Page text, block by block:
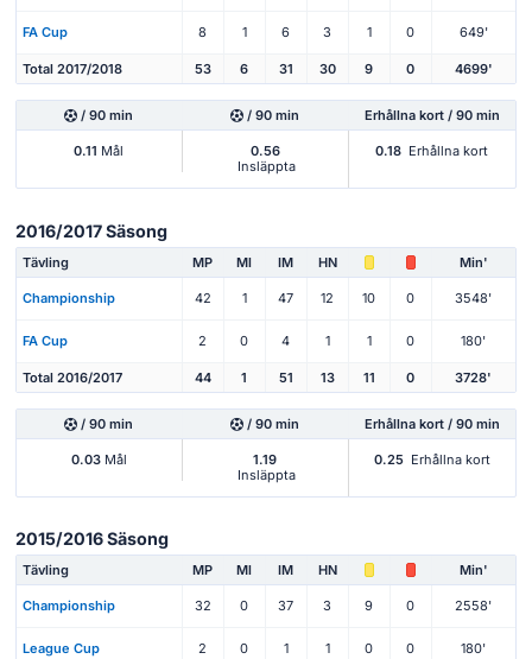
FA Cup 8 1 6 3 1 0 649'
Total 2017/2018 53 6 31 30 9 0 4699'
/ 90 min / 90 min Erhållna kort / 90 min
0.11 Mål
0.56
Insläppta
0.18 Erhållna kort
2016/2017 Säsong
Tävling MP Ml IM HN Min'
Championship 42 1 47 12 10 0 3548'
FA Cup 2 0 4 1 1 0 180'
Total 2016/2017 44 1 51 13 11 0 3728'
/ 90 min / 90 min Erhållna kort / 90 min
0.03Mål
1.19
Insläppta
0.25 Erhållna kort
2015/2016 Säsong
Tävling MP Ml IM HN Min'
Championship 32 0 37 3 9 0 2558'
League Cup 2 0 1 1 0 0 180'